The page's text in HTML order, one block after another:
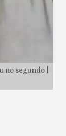
no segundo |